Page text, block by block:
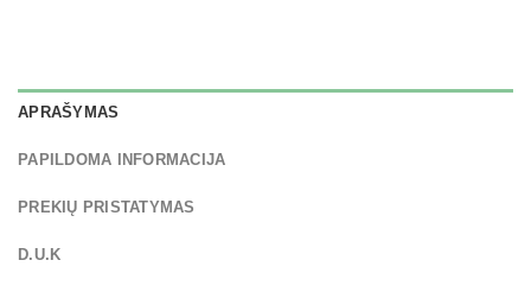
APRAŠYMAS
PAPILDOMA INFORMACIJA
PREKIŲ PRISTATYMAS
D.U.K